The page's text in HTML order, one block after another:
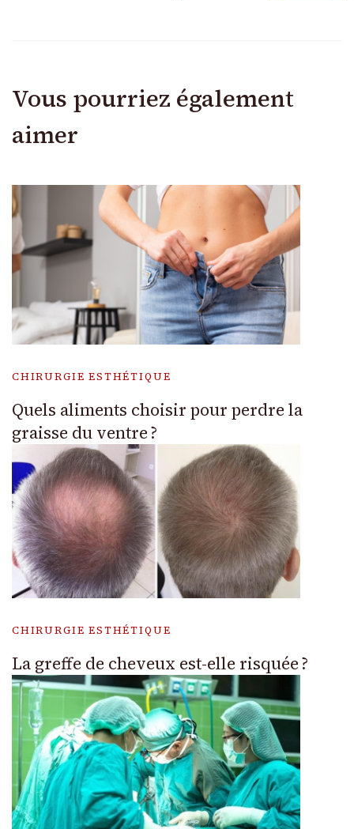
Vous pourriez également
aimer
CHIRURGIE ESTHÉTIQUE
Quels aliments choisir pour perdre la
graisse du ventre ?
CHIRURGIE ESTHÉTIQUE
La greffe de cheveux est-elle risquée ?